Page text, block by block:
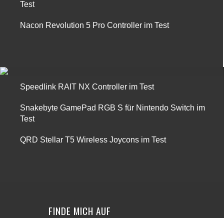
Test
Nacon Revolution 5 Pro Controller im Test
Speedlink RAIT NX Controller im Test
Snakebyte GamePad RGB S für Nintendo Switch im
Test
QRD Stellar T5 Wireless Joycons im Test
FINDE MICH AUF